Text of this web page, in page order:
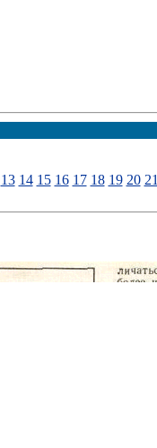
13 14 15 16 17 18 19 20 21